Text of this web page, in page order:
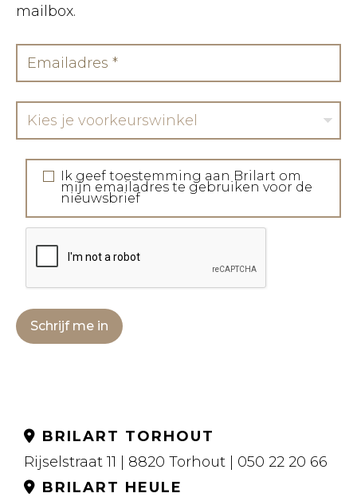
mailbox.
Kies je voorkeurswinkel
Ik geef toestemming aan Brilart om
mijn emailadres te gebruiken voor de
nieuwsbrief
Schrijf me in
BRILART TORHOUT
Rijselstraat 11 | 8820 Torhout | 050 22 20 66
BRILART HEULE